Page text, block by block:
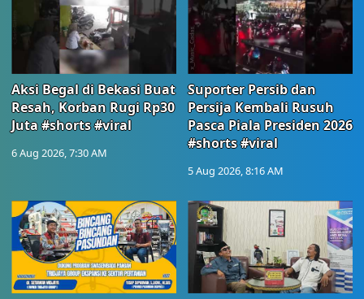
Aksi Begal di Bekasi Buat
Resah, Korban Rugi Rp30
Juta #shorts #viral
6 Aug 2026, 7:30 AM
Suporter Persib dan
Persija Kembali Rusuh
Pasca Piala Presiden 2026
#shorts #viral
5 Aug 2026, 8:16 AM